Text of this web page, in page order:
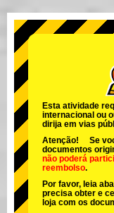
Tokyo
Tokyo Shibuya
Tokyo Asakusa
Okinawa
Esta atividade
internacional ou
dirija em vias
Atenção! Se
documentos
não poderá
reembolso.
Por favor, leia
precisa obter e
loja com os